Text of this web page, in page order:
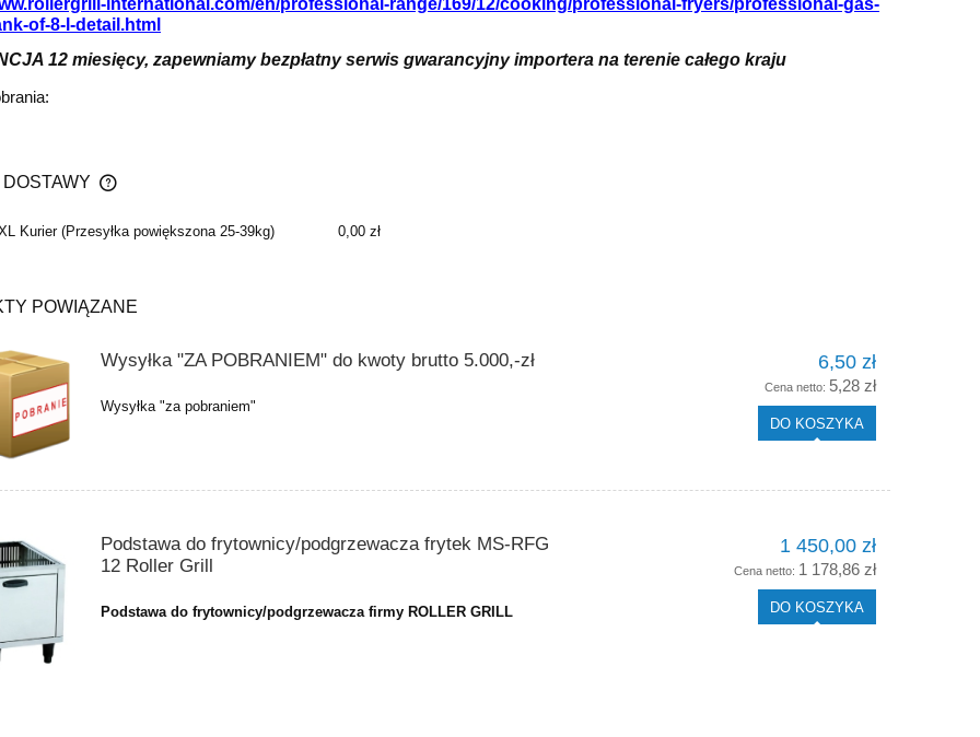
of-8-l-detail.html
12 miesięcy, zapewniamy bezpłatny serwis gwarancyjny importera na terenie całego kraju
CENA NIE ZAWIERA EWENTUALNYCH
Kurier(Przesyłka powiększona 25-39kg) 0,00 zł
POWIĄZANE
Wysyłka "ZA POBRANIEM" do kwoty brutto 5.000,-zł
Wysyłka "za pobraniem"
6,50 zł
Cena netto: 5,28 zł
DO KOSZYKA
Podstawa do frytownicy/podgrzewacza frytek MS-RFG
12 Roller Grill
Podstawa do frytownicy/podgrzewacza firmy ROLLER GRILL
1 450,00 zł
Cena netto: 1 178,86 zł
DO KOSZYKA